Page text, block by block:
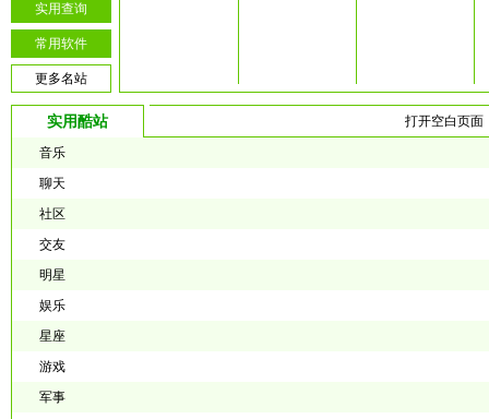
实用查询
常用软件
更多名站
实用酷站 打开空白页面
音乐
聊天
社区
交友
明星
娱乐
星座
游戏
军事